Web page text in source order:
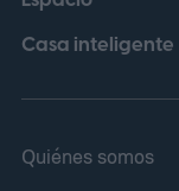
Casa inteligente
Quiénes somos